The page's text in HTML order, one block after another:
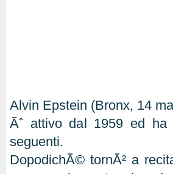
Alvin Epstein (Bronx, 14
Ãˆ attivo dal 1959 ed
seguenti.
DopodichÃ© tornÃ² a